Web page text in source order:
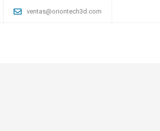
ventas@oriontech3d.com